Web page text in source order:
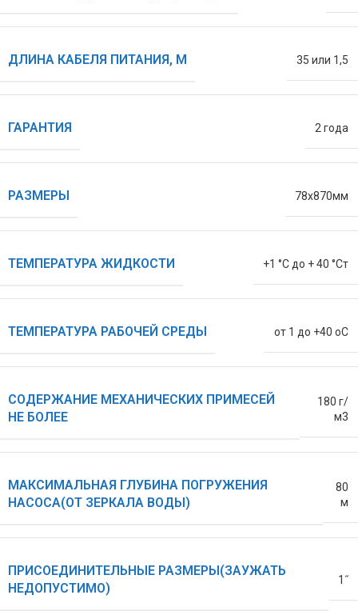
ДЛИНА КАБЕЛЯ ПИТАНИЯ, М 35 или 1,5
ГАРАНТИЯ 2 года
РАЗМЕРЫ 78х870мм
ТЕМПЕРАТУРА ЖИДКОСТИ +1 °С до + 40 °Ст
ТЕМПЕРАТУРА РАБОЧЕЙ СРЕДЫ от 1 до +40 oC
СОДЕРЖАНИЕ МЕХАНИЧЕСКИХ ПРИМЕСЕЙ
НЕ БОЛЕЕ
180 г/
м3
МАКСИМАЛЬНАЯ ГЛУБИНА ПОГРУЖЕНИЯ
НАСОСА(ОТ ЗЕРКАЛА ВОДЫ)
80
м
ПРИСОЕДИНИТЕЛЬНЫЕ РАЗМЕРЫ(ЗАУЖАТЬ
НЕДОПУСТИМО)
1˝